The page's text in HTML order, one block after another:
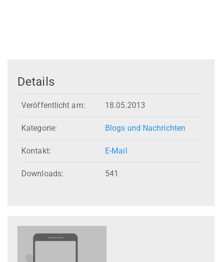
Details
Veröffentlicht am: 18.05.2013
Kategorie: Blogs und Nachrichten
Kontakt: E-Mail
Downloads: 541